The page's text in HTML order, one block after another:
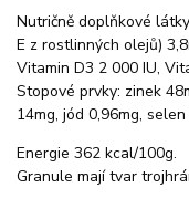
Nutričně doplňkové
E z rostlinných olejů)
Vitamin D3 2 000 IU,
Stopové prvky: zinek
14mg, jód 0,96mg, selen
Energie 362 kcal/100g.
Granule mají tvar